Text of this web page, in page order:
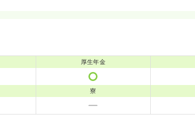
厚生年金
寮